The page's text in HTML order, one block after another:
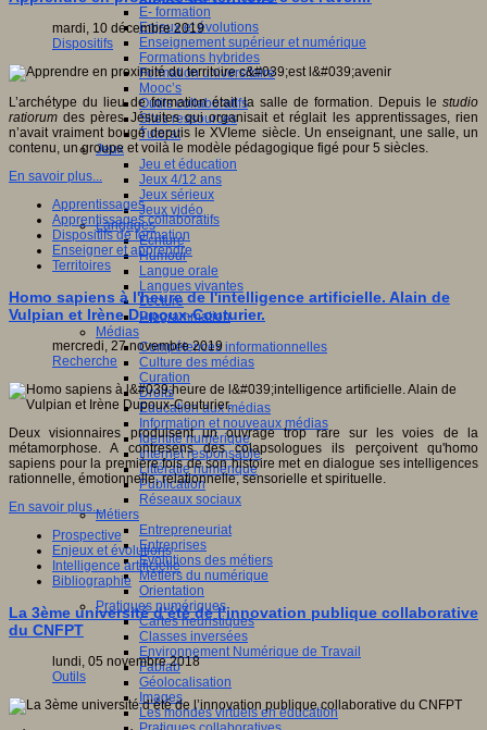
E- formation
Enjeux et évolutions
Enseignement supérieur et numérique
Formations hybrides
Formation universitaire
Mooc’s
Outils collaboratifs
Sites ressources
Tutorat
Jeux
Jeu et éducation
Jeux 4/12 ans
Jeux sérieux
Jeux vidéo
Langages
Ecriture
Humour
Langue orale
Langues vivantes
Lecture
Programmation
Médias
Compétences informationnelles
Culture des médias
Curation
Droits
Education aux médias
Information et nouveaux médias
Identité numérique
Internet responsable
Littératie numérique
Publication
Réseaux sociaux
Métiers
Entrepreneuriat
Entreprises
Evolutions des métiers
Métiers du numérique
Orientation
Pratiques numériques
Cartes heuristiques
Classes inversées
Environnement Numérique de Travail
Fablab
Géolocalisation
Images
Les mondes virtuels en éducation
mardi, 10 décembre 2019
Dispositifs
L’archétype du lieu de formation était la salle de formation. Depuis le studio
ratiorum des pères Jésuites qui organisait et réglait les apprentissages, rien
n’avait vraiment bougé depuis le XVIeme siècle. Un enseignant, une salle, un
contenu, un groupe et voilà le modèle pédagogique figé pour 5 siècles.
En savoir plus...
Apprentissages
Apprentissages collaboratifs
Dispositifs de formation
Enseigner et apprendre
Territoires
Homo sapiens à l'heure de l'intelligence artificielle. Alain de
Vulpian et Irène Dupoux-Couturier.
mercredi, 27 novembre 2019
Recherche
Deux visionnaires produisent un ouvrage trop rare sur les voies de la
métamorphose. A contresens des colapsologues ils perçoivent qu'homo
sapiens pour la première fois de son histoire met en dialogue ses intelligences
rationnelle, émotionnelle, relationnelle, sensorielle et spirituelle.
En savoir plus...
Prospective
Enjeux et évolutions
Intelligence artificielle
Bibliographie
La 3ème université d’été de l’innovation publique collaborative
du CNFPT
lundi, 05 novembre 2018
Outils